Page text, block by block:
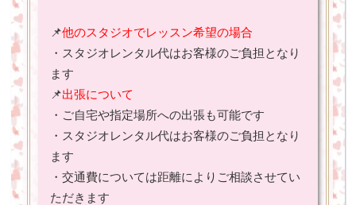
📌他のスタジオでレッスン希望の場合
・スタジオレンタル代はお客様のご負担となり
ます
📌出張について
・ご自宅や指定場所への出張も可能です
・スタジオレンタル代はお客様のご負担となり
ます
・交通費については距離によりご相談させてい
ただきます